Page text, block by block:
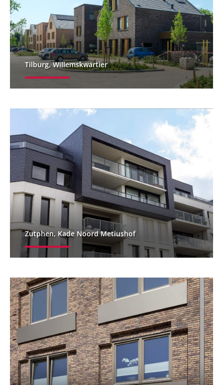
Tilburg, Willemskwartier
Zutphen, Kade Noord Metiushof